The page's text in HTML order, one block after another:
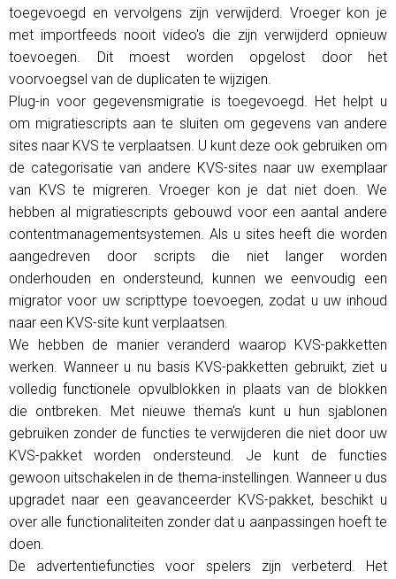
toegevoegd en vervolgens zijn verwijderd. Vroeger kon je
met importfeeds nooit video's die zijn verwijderd opnieuw
toevoegen. Dit moest worden opgelost door het
voorvoegsel van de duplicaten te wijzigen.
Plug-in voor gegevensmigratie is toegevoegd. Het helpt u
om migratiescripts aan te sluiten om gegevens van andere
sites naar KVS te verplaatsen. U kunt deze ook gebruiken om
de categorisatie van andere KVS-sites naar uw exemplaar
van KVS te migreren. Vroeger kon je dat niet doen. We
hebben al migratiescripts gebouwd voor een aantal andere
contentmanagementsystemen. Als u sites heeft die worden
aangedreven door scripts die niet langer worden
onderhouden en ondersteund, kunnen we eenvoudig een
migrator voor uw scripttype toevoegen, zodat u uw inhoud
naar een KVS-site kunt verplaatsen.
We hebben de manier veranderd waarop KVS-pakketten
werken. Wanneer u nu basis KVS-pakketten gebruikt, ziet u
volledig functionele opvulblokken in plaats van de blokken
die ontbreken. Met nieuwe thema's kunt u hun sjablonen
gebruiken zonder de functies te verwijderen die niet door uw
KVS-pakket worden ondersteund. Je kunt de functies
gewoon uitschakelen in de thema-instellingen. Wanneer u dus
upgradet naar een geavanceerder KVS-pakket, beschikt u
over alle functionaliteiten zonder dat u aanpassingen hoeft te
doen.
De advertentiefuncties voor spelers zijn verbeterd. Het